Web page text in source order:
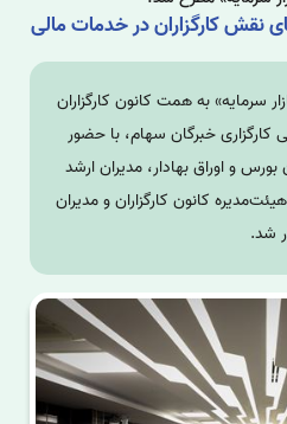
نقش کارگزاران در خدمات مالی
سرمایه» به همت کانون کارگزاران
کارگزاری خبرگان سهام، با حضور
و اوراق بهادار، مدیران ارشد
کانون کارگزاران و مدیران
شد.